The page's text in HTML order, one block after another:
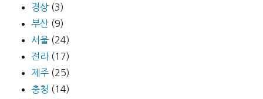
경상 (3)
부산 (9)
서울 (24)
전라(17)
제주 (25)
충청 (14)